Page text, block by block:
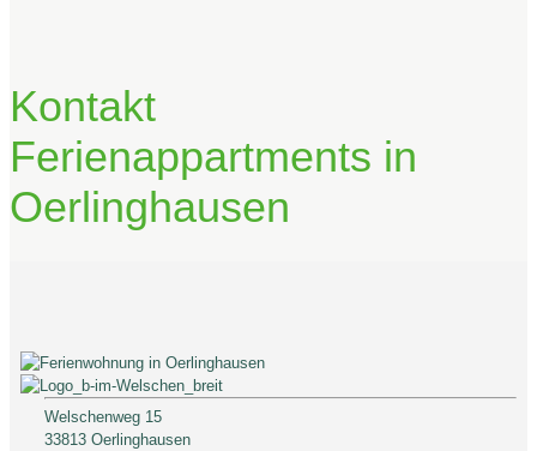
Kontakt
Ferienappartments in
Oerlinghausen
Welschenweg 15
33813 Oerlinghausen